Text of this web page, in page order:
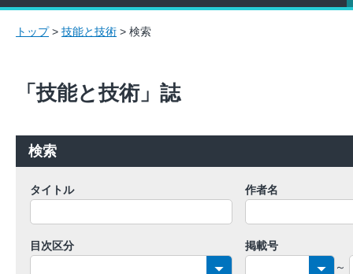
トップ> 技能と技術 > 検索
「技能と技術」誌
検索
タイトル 作者名
目次区分
掲載号
～